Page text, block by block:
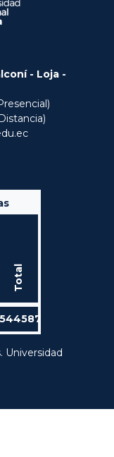
- Loja -
Total
544587
Universidad